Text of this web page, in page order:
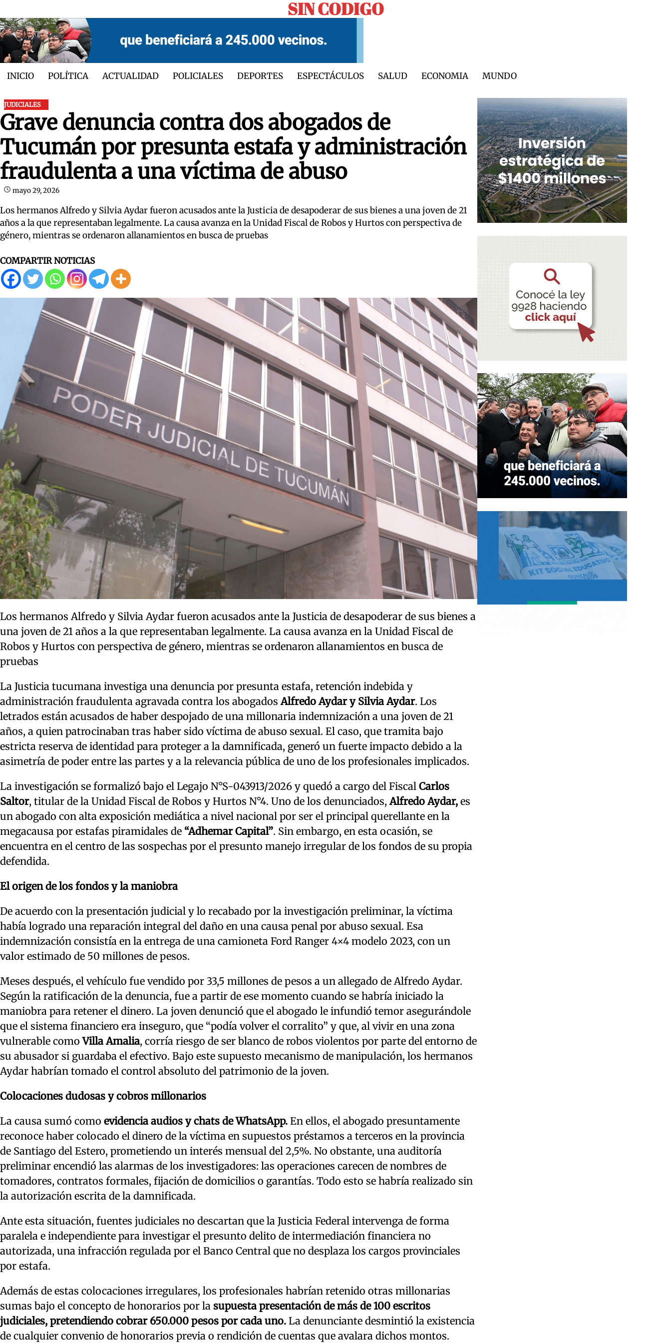
to
content
SIN CODIGO
INICIO POLÍTICA ACTUALIDAD POLICIALES DEPORTES ESPECTÁCULOS SALUD ECONOMIA MUNDO
JUDICIALES
Grave denuncia contra dos abogados de
Tucumán por presunta estafa y administración
fraudulenta a una víctima de abuso
mayo 29, 2026
Los hermanos Alfredo y Silvia Aydar fueron acusados ante la Justicia de desapoderar de sus bienes a una joven de 21
años a la que representaban legalmente. La causa avanza en la Unidad Fiscal de Robos y Hurtos con perspectiva de
género, mientras se ordenaron allanamientos en busca de pruebas
COMPARTIR NOTICIAS
Los hermanos Alfredo y Silvia Aydar fueron acusados ante la Justicia de desapoderar de sus bienes a
una joven de 21 años a la que representaban legalmente. La causa avanza en la Unidad Fiscal de
Robos y Hurtos con perspectiva de género, mientras se ordenaron allanamientos en busca de
pruebas
La Justicia tucumana investiga una denuncia por presunta estafa, retención indebida y
administración fraudulenta agravada contra los abogadosAlfredo Aydar y Silvia Aydar. Los
letrados están acusados de haber despojado de una millonaria indemnización a una joven de 21
años, a quien patrocinaban tras haber sido víctima de abuso sexual. El caso, que tramita bajo
estricta reserva de identidad para proteger a la damnificada, generó un fuerte impacto debido a la
asimetría de poder entre las partes y a la relevancia pública de uno de los profesionales implicados.
La investigación se formalizó bajo el Legajo N°S-043913/2026 y quedó a cargo del Fiscal Carlos
Saltor, titular de la Unidad Fiscal de Robos y Hurtos N°4. Uno de los denunciados,Alfredo Aydar, es
un abogado con alta exposición mediática a nivel nacional por ser el principal querellante en la
megacausa por estafas piramidales de “Adhemar Capital”. Sin embargo, en esta ocasión, se
encuentra en el centro de las sospechas por el presunto manejo irregular de los fondos de su propia
defendida.
El origen de los fondos y la maniobra
De acuerdo con la presentación judicial y lo recabado por la investigación preliminar, la víctima
había logrado una reparación integral del daño en una causa penal por abuso sexual. Esa
indemnización consistía en la entrega de una camioneta Ford Ranger 4×4 modelo 2023, con un
valor estimado de 50 millones de pesos.
Meses después, el vehículo fue vendido por 33,5 millones de pesos a un allegado de Alfredo Aydar.
Según la ratificación de la denuncia, fue a partir de ese momento cuando se habría iniciado la
maniobra para retener el dinero. La joven denunció que el abogado le infundió temor asegurándole
que el sistema financiero era inseguro, que “podía volver el corralito” y que, al vivir en una zona
vulnerable comoVilla Amalia, corría riesgo de ser blanco de robos violentos por parte del entorno de
su abusador si guardaba el efectivo. Bajo este supuesto mecanismo de manipulación, los hermanos
Aydar habrían tomado el control absoluto del patrimonio de la joven.
Colocaciones dudosas y cobros millonarios
La causa sumó como evidencia audios y chats de WhatsApp. En ellos, el abogado presuntamente
reconoce haber colocado el dinero de la víctima en supuestos préstamos a terceros en la provincia
de Santiago del Estero, prometiendo un interés mensual del 2,5%. No obstante, una auditoría
preliminar encendió las alarmas de los investigadores: las operaciones carecen de nombres de
tomadores, contratos formales, fijación de domicilios o garantías. Todo esto se habría realizado sin
la autorización escrita de la damnificada.
Ante esta situación, fuentes judiciales no descartan que la Justicia Federal intervenga de forma
paralela e independiente para investigar el presunto delito de intermediación financiera no
autorizada, una infracción regulada por el Banco Central que no desplaza los cargos provinciales
por estafa.
Además de estas colocaciones irregulares, los profesionales habrían retenido otras millonarias
sumas bajo el concepto de honorarios por la supuesta presentación de más de 100 escritos
judiciales, pretendiendo cobrar 650.000 pesos por cada uno. La denunciante desmintió la existencia
de cualquier convenio de honorarios previa o rendición de cuentas que avalara dichos montos.